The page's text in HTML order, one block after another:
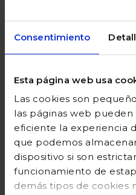
Consentimiento
Esta página web usa
Las cookies son
las páginas web
eficiente la experiencia
que podemos
dispositivo si son
funcionamiento de
demás tipos de cookies
DESCRIPCIÓN
COMPOSICIÓN
GUÍA DE TALLAS
DEVOLUCIONES